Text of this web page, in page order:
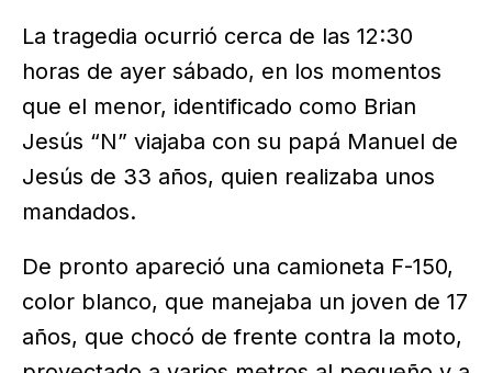
La tragedia ocurrió cerca de las 12:30
horas de ayer sábado, en los momentos
que el menor, identificado como Brian
Jesús “N” viajaba con su papá Manuel de
Jesús de 33 años, quien realizaba unos
mandados.
De pronto apareció una camioneta F-150,
color blanco, que manejaba un joven de 17
años, que chocó de frente contra la moto,